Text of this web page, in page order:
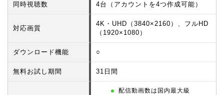
同時視聴数 4台（アカウントを4つ作成可能）
対応画質
4K・UHD（3840×2160）、フルHD
（1920×1080）
ダウンロード機能 ○
無料お試し期間 31日間
配信動画数は国内最大級